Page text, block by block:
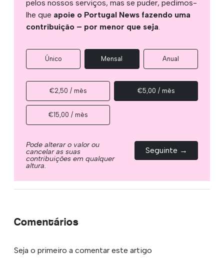
pelos nossos serviços, mas se puder, pedimos-
lhe que apoie o Portugal News fazendo uma
contribuição – por menor que seja.
Único Mensal Anual
€2,50 / mês €5,00 / mês
€15,00 / mês
Pode alterar o valor ou
cancelar as suas
contribuições em qualquer
altura.
Seguinte →
Comentários
Seja o primeiro a comentar este artigo